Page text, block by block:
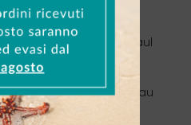
635-
crosti-
635-
crosti-
635-